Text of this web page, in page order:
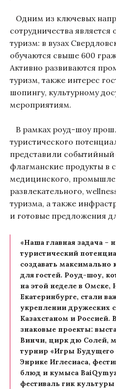
Одним из ключевых
сотрудничества является
туризм: в вузах
обучаются свыше 600
Активно развиваются
туризм, также интерес
шопингу, культурному
мероприятиям.
В рамках роуд-шоу
туристического
представили
флагманские продукты в
медицинского,
развлекательного,
туризма, а также
и готовые предложения
«Наша главная задача –
туристический
создавать
для гостей. Роуд-шоу,
на этой неделе в Омске,
Екатеринбурге, стали
укреплении дружеских
Казахстаном и Россией.
знаковые проекты:
Винчи, цирк дю Солей,
турнир «Игры Будущего
Энрике Иглесиаса,
блюд и кумыса
фестиваль гик культуры